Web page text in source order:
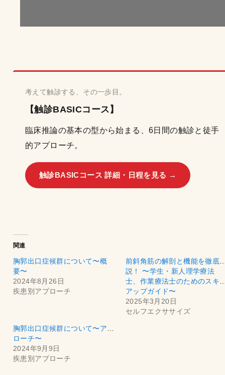
考えて触診する、その一歩目。
【触診BASICコース】
臨床推論の基本の型から始まる、6日間の触診と徒手
的アプローチ。
触診BASICコース 詳細・日程を見る →
関連
胸郭出口症候群について〜概
要〜
2024年8月26日
疾患別アプローチ
前斜角筋の解剖と機能を徹底
説！ 〜学生・新人理学療法
士、作業療法士のためのスキ
アップガイド〜
2025年3月20日
セルフエクササイズ
胸郭出口症候群について〜アプ
ローチ〜
2024年9月9日
疾患別アプローチ